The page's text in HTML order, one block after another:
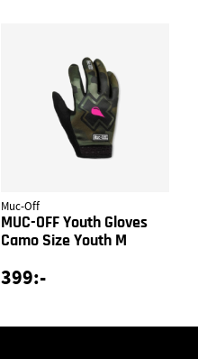
Muc-Off
MUC-OFF Youth Gloves
Camo Size Youth M
399:-